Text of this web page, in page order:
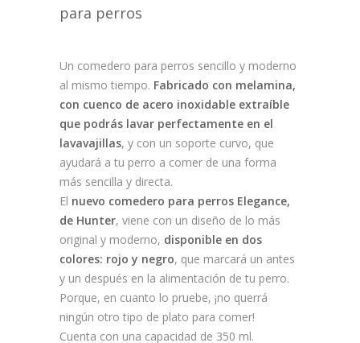
para perros
Un comedero para perros sencillo y moderno
al mismo tiempo. Fabricado con melamina,
con cuenco de acero inoxidable extraíble
que podrás lavar perfectamente en el
lavavajillas, y con un soporte curvo, que
ayudará a tu perro a comer de una forma
más sencilla y directa.
El nuevo comedero para perros Elegance,
de Hunter, viene con un diseño de lo más
original y moderno, disponible en dos
colores: rojo y negro, que marcará un antes
y un después en la alimentación de tu perro.
Porque, en cuanto lo pruebe, ¡no querrá
ningún otro tipo de plato para comer!
Cuenta con una capacidad de 350 ml.